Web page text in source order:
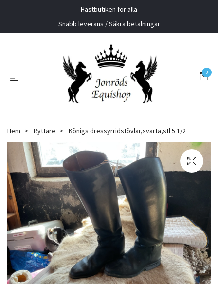
Hästbutiken för alla
Snabb leverans / Säkra betalningar
0
Hem Ryttare Königs dressyrridstövlar,svarta,stl 5 1/2